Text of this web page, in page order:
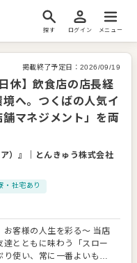
探す ログイン メニュー
掲載終了予定日： 2026/09/19
休】飲食店の店長経
へ。つくばの人気イ
マネジメント」を両
）』
とんきゅう株式会社
・社宅あり
客様の人生を彩る～ 当店
とともに味わう「スロー
使い、常に一番よいもの